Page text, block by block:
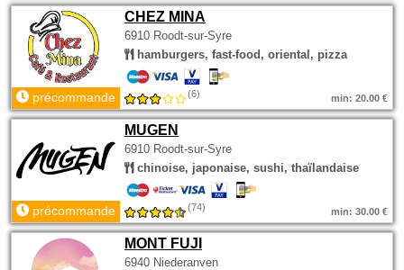
CHEZ MINA
6910 Roodt-sur-Syre
hamburgers, fast-food, oriental, pizza
précommande (6) min: 20.00 €
MUGEN
6910 Roodt-sur-Syre
chinoise, japonaise, sushi, thaïlandaise
précommande (74) min: 30.00 €
MONT FUJI
6940 Niederanven